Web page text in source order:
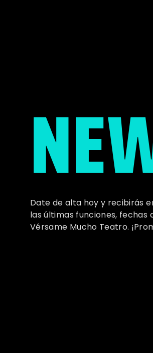
Date de alta hoy y recibirás
las últimas funciones, fechas
Vérsame Mucho Teatro.